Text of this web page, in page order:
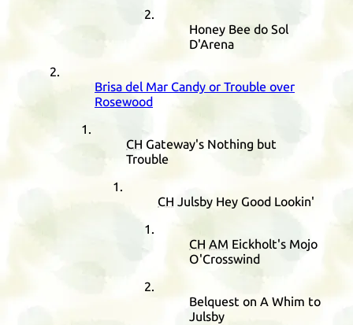
Honey Bee do Sol
D'Arena
Brisa del Mar Candy or Trouble over
Rosewood
CH Gateway's Nothing but
Trouble
CH Julsby Hey Good Lookin'
CH AM Eickholt's Mojo
O'Crosswind
Belquest on A Whim to
Julsby